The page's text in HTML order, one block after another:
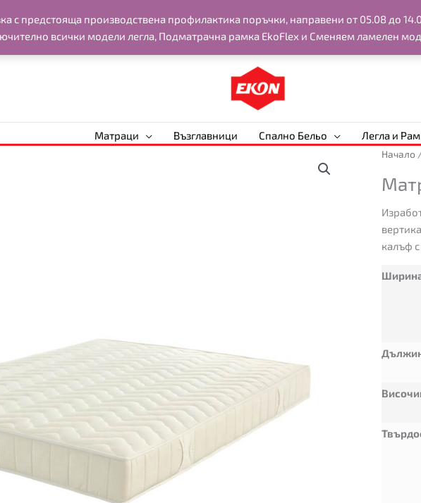
с предстоящa производствена профилактика поръчки, направени от 05.08 до
всички модели легла, Подматрачна рамка EkoFlex и Сменяем ламелен
Матраци Възглавници Спално Бельо
Легла и
Начало
калъф
Матрак